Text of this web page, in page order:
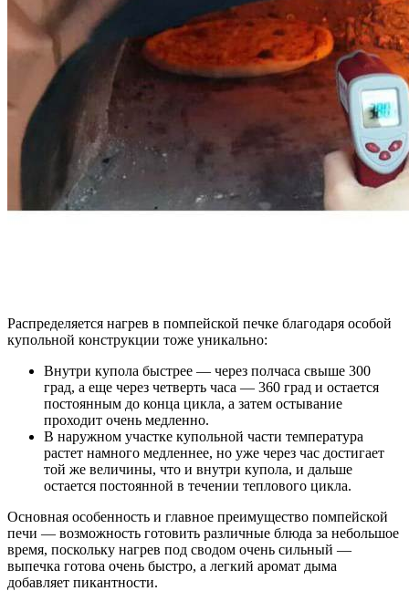
Распределяется нагрев в помпейской печке благодаря особой
купольной конструкции тоже уникально:
Внутри купола быстрее — через полчаса свыше 300
град, а еще через четверть часа — 360 град и остается
постоянным до конца цикла, а затем остывание
проходит очень медленно.
В наружном участке купольной части температура
растет намного медленнее, но уже через час достигает
той же величины, что и внутри купола, и дальше
остается постоянной в течении теплового цикла.
Основная особенность и главное преимущество помпейской
печи — возможность готовить различные блюда за небольшое
время, поскольку нагрев под сводом очень сильный —
выпечка готова очень быстро, а легкий аромат дыма
добавляет пикантности.